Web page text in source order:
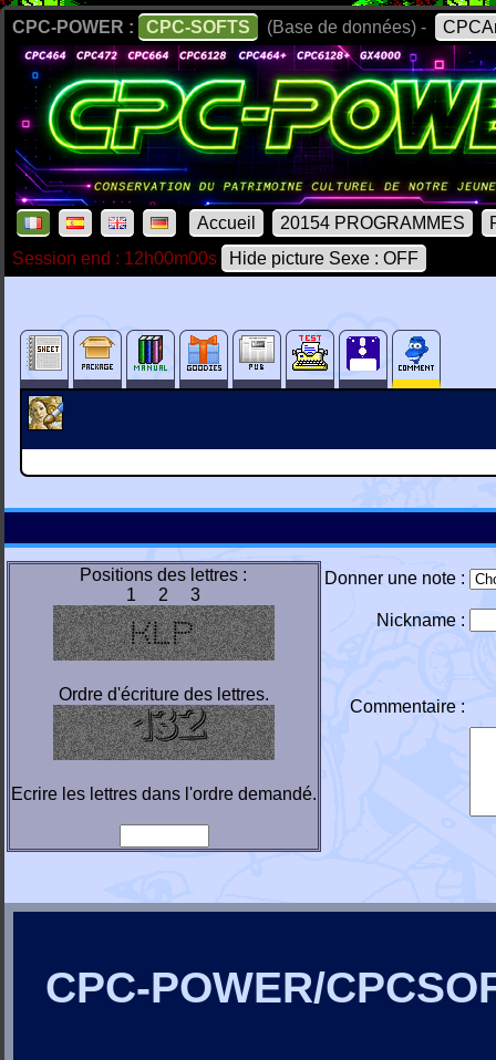
CPC-POWER : CPC-SOFTS (Base de données) -
Accueil 20154 PROGRAMMES
Session end : 12h00m00s
Hide picture Sexe : OFF
Positions des lettres :
1 2 3
Ordre d'écriture des lettres.
Ecrire les lettres dans l'ordre demandé.
Donner une note :
Nickname :
Commentaire :
CPC-POWER/